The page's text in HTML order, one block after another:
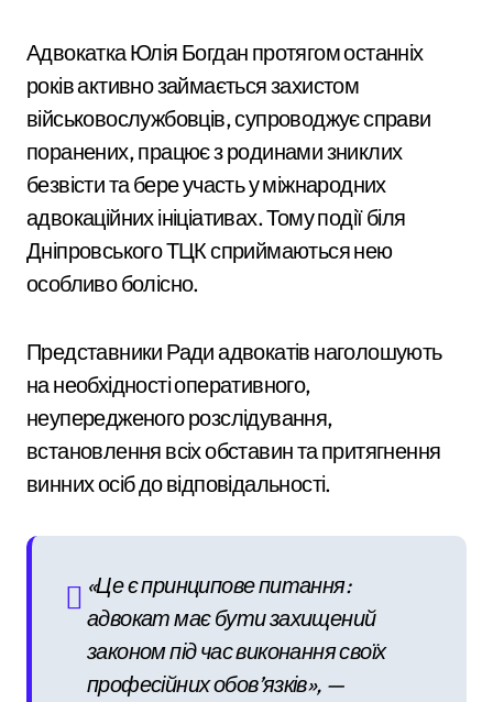
Адвокатка Юлія Богдан протягом останніх
років активно займається захистом
військовослужбовців, супроводжує справи
поранених, працює з родинами зниклих
безвісти та бере участь у міжнародних
адвокаційних ініціативах. Тому події біля
Дніпровського ТЦК сприймаються нею
особливо болісно.
Представники Ради адвокатів наголошують
на необхідності оперативного,
неупередженого розслідування,
встановлення всіх обставин та притягнення
винних осіб до відповідальності.
«Це є принципове питання:
адвокат має бути захищений
законом під час виконання своїх
професійних обов’язків», —